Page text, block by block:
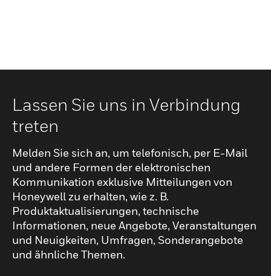
Lassen Sie uns in Verbindung
treten
Melden Sie sich an, um telefonisch, per E-Mail
und andere Formen der elektronischen
Kommunikation exklusive Mitteilungen von
Honeywell zu erhalten, wie z. B.
Produktaktualisierungen, technische
Informationen, neue Angebote, Veranstaltungen
und Neuigkeiten, Umfragen, Sonderangebote
und ähnliche Themen.